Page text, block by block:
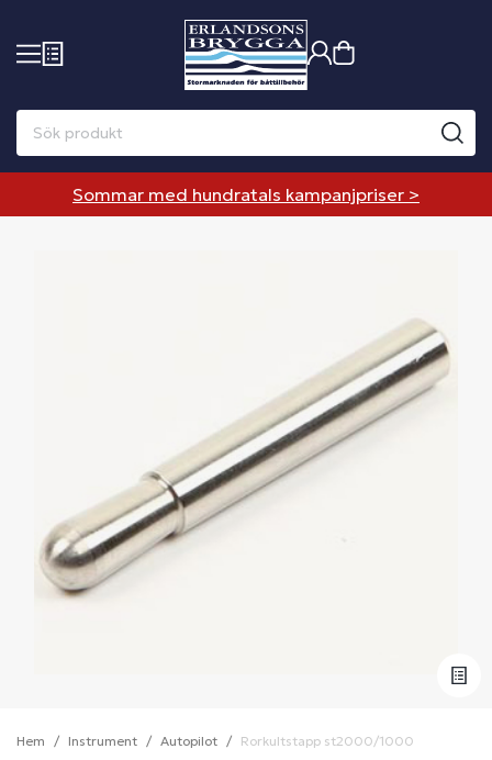
Sommar med hundratals kampanjpriser >
Hem Instrument Autopilot Rorkultstapp st2000/1000